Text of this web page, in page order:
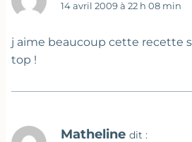
14 avril 2009 à 22 h 08 min
j aime beaucoup cette recette
top !
Matheline dit :